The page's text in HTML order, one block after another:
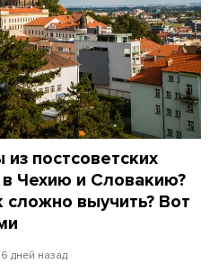
постсоветских
в Чехию и Словакию?
выучить? Вот
6 дней назад